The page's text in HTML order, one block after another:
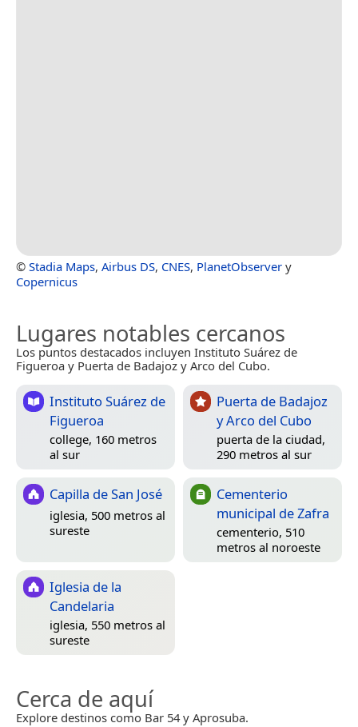
© Stadia Maps, Airbus DS, CNES, PlanetObserver y
Copernicus
Lugares notables cercanos
Los puntos destacados incluyen Instituto Suárez de
Figueroa y Puerta de Badajoz y Arco del Cubo.
Instituto Suárez de
Figueroa
college, 160 metros
al sur
Puerta de Badajoz
y Arco del Cubo
puerta de la ciudad,
290 metros al sur
Capilla de San José
iglesia, 500 metros al
sureste
Cementerio
municipal de Zafra
cementerio, 510
metros al noroeste
Iglesia de la
Candelaria
iglesia, 550 metros al
sureste
Cerca de aquí
Explore destinos como Bar 54 y Aprosuba.